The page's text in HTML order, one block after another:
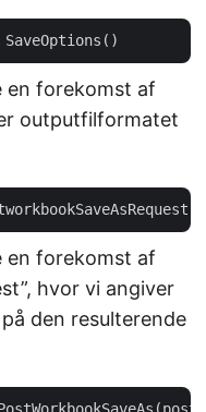
en forekomst af
outputfilformatet
en forekomst af
hvor vi angiver
den resulterende